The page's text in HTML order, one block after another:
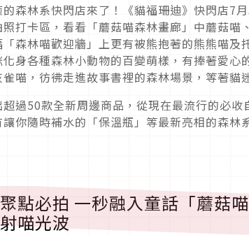
的森林系快閃店來了！《貓福珊迪》快閃店7
打卡區，看看「蘑菇喵森林畫廊」中蘑菇
森林喵歡迎牆」上更有被熊抱著的熊熊喵
身各種森林小動物的百變萌樣，有捧著愛
喵，彷彿走進故事書裡的森林場景，等著貓
過50款全新周邊商品，從現在最流行的必
你隨時補水的「保溫瓶」等最新亮相的森林
點必拍 一秒融入童話「蘑菇
喵光波